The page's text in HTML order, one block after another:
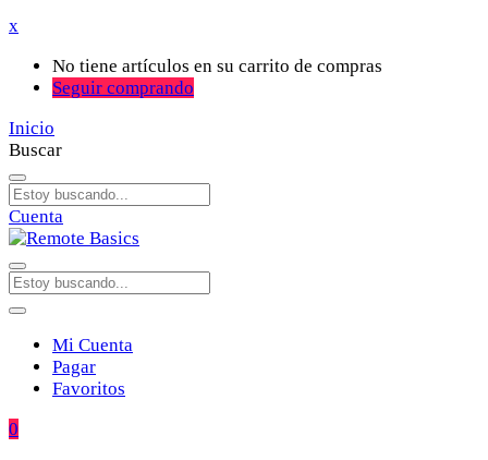
x
No tiene artículos en su carrito de compras
Seguir comprando
Inicio
Buscar
Cuenta
Mi Cuenta
Pagar
Favoritos
0